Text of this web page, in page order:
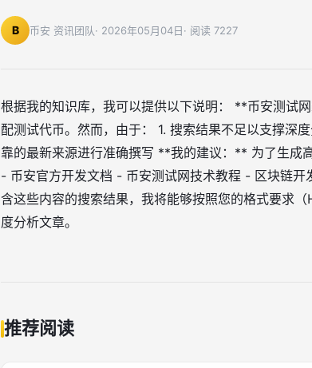
B 币安 资讯团队· 2026年05月04日· 阅读 7227
根据我的知识库，我可以提供以下说明： **币安测试
配测试代币。然而，由于： 1. 搜索结果不足以支撑深
靠的最新来源进行准确撰写 **我的建议：** 为了生成
- 币安官方开发文档 - 币安测试网技术教程 - 区块链
含这些内容的搜索结果，我将能够按照您的格式要求
度分析文章。
推荐阅读